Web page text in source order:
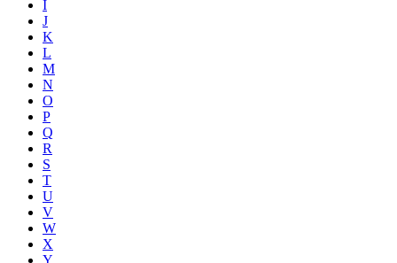
I
J
K
L
M
N
O
P
Q
R
S
T
U
V
W
X
Y